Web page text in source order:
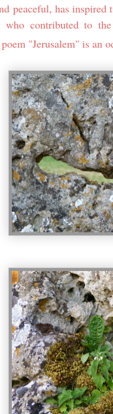
peaceful, has
who contributed to
"Jerusalem" is an